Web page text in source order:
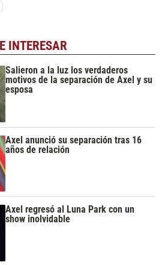
INTERESAR
Salieron a la luz los verdaderos
motivos de la separación de Axel y su
esposa
Axel anunció su separación tras 16
años de relación
Axel regresó al Luna Park con un
show inolvidable